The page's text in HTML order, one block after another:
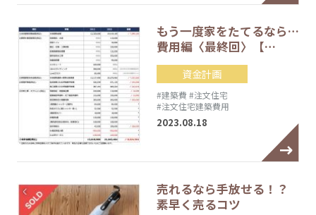
もう一度家をたてるなら…
費用編〈最終回〉【…
資金計画
#建築費 #注文住宅
#注文住宅建築費用
2023.08.18
売れるなら手放せる！？
素早く売るコツ